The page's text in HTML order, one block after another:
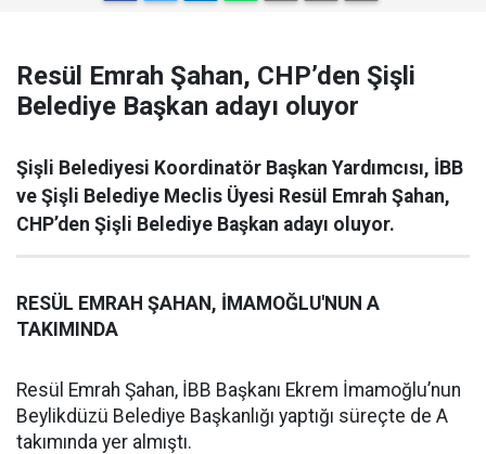
Resül Emrah Şahan, CHP’den Şişli
Belediye Başkan adayı oluyor
Şişli Belediyesi Koordinatör Başkan Yardımcısı, İBB
ve Şişli Belediye Meclis Üyesi Resül Emrah Şahan,
CHP’den Şişli Belediye Başkan adayı oluyor.
RESÜL EMRAH ŞAHAN, İMAMOĞLU'NUN A
TAKIMINDA
Resül Emrah Şahan, İBB Başkanı Ekrem İmamoğlu’nun
Beylikdüzü Belediye Başkanlığı yaptığı süreçte de A
takımında yer almıştı.